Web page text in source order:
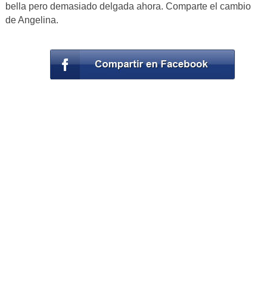
bella pero demasiado delgada ahora. Comparte el cambio
de Angelina.